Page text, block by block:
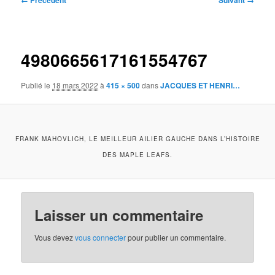
4980665617161554767
Publié le 18 mars 2022 à415 × 500dansJACQUES ET HENRI…
FRANK MAHOVLICH, LE MEILLEUR AILIER GAUCHE DANS L’HISTOIRE
DES MAPLE LEAFS.
Laisser un commentaire
Vous devezvous connecterpour publier un commentaire.